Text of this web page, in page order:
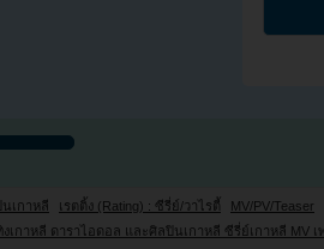
เกาหลี เรตติ้ง (Rating) : ซีรี่ย์/วาไรตี้
MV/PV/Teaser
งเกาหลี ดาราไอดอล และศิลปินเกาหลี ซีรี่ย์เกาหลี MV